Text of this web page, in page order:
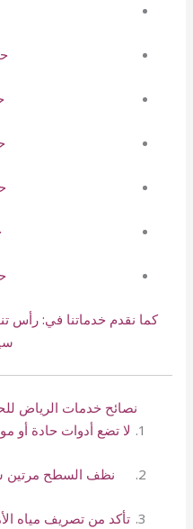
كما نقدم خدماتنا في: رأس
نصائح خدمات الرياض
لا تضع أدوات حادة أو
نظف السطح مرتين
تأكد من تصريف مياه